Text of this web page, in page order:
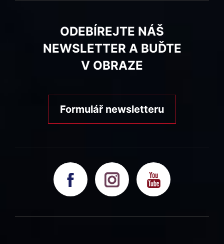
ODEBÍREJTE NÁŠ
NEWSLETTER A BUĎTE
V OBRAZE
Formulář newsletteru